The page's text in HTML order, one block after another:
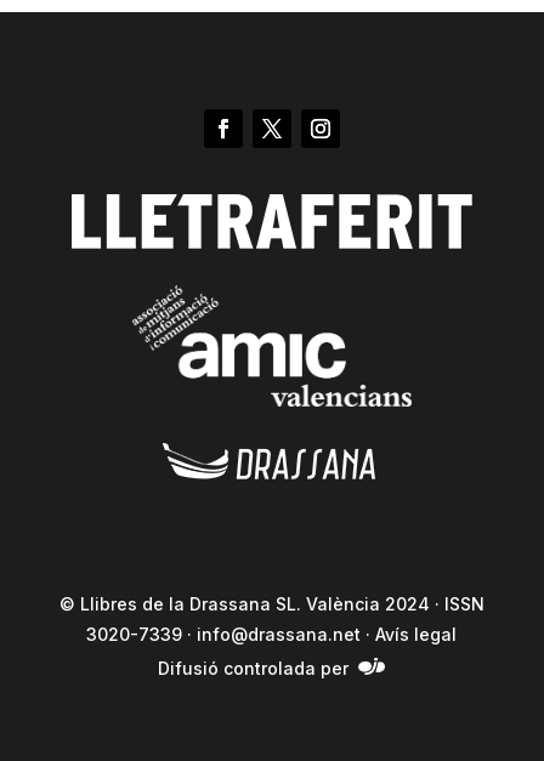
© Llibres de la Drassana SL. València 2024 · ISSN
3020-7339 · info@drassana.net ·Avís legal
Difusió controlada per